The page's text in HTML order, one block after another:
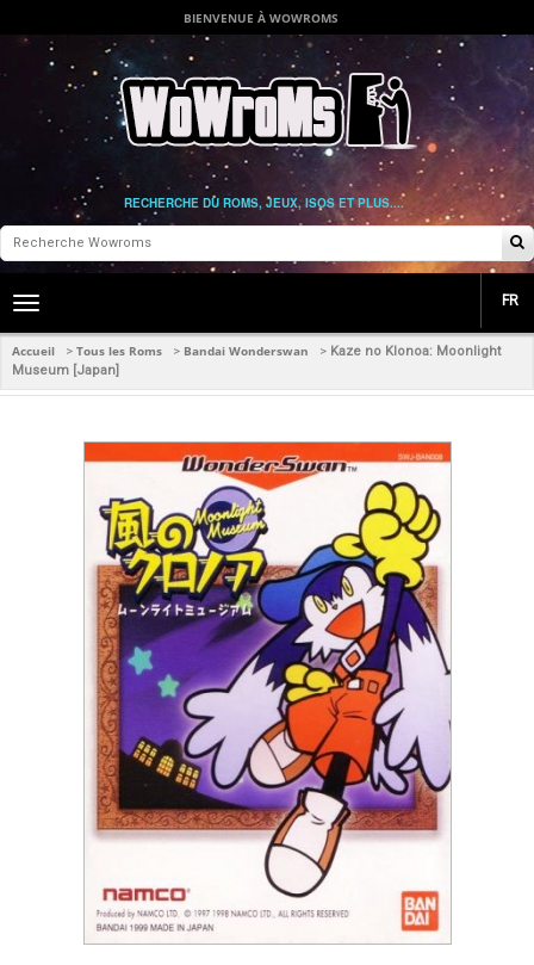
BIENVENUE À WOWROMS
RECHERCHE DU ROMS, JEUX, ISOS ET PLUS....
Toggle
navigation
FR
Accueil > Tous les Roms > Bandai Wonderswan > Kaze no Klonoa: Moonlight
Museum [Japan]